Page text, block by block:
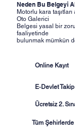
Neden Bu Belgeyi
Motorlu kara
Oto Galerici
Belgesi yasal bir
faaliyetinde
bulunmak mümkün
Online Kayıt
E‑Devlet Takip
Ücretsiz 2.
Tüm Şehirlerde